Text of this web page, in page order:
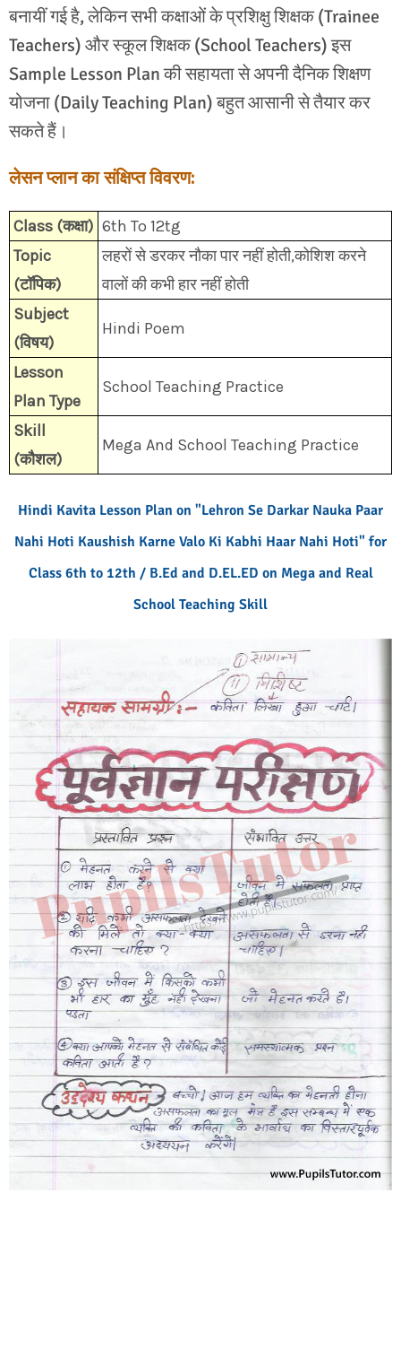
बनायीं गई है, लेकिन सभी कक्षाओं के प्रशिक्षु शिक्षक (Trainee
Teachers) और स्कूल शिक्षक (School Teachers) इस
Sample Lesson Plan की सहायता से अपनी दैनिक शिक्षण
योजना (Daily Teaching Plan) बहुत आसानी से तैयार कर
सकते हैं।
लेसन प्लान का संक्षिप्त विवरण:
Class (कक्षा) 6th To 12tg
Topic
(टॉपिक)
लहरों से डरकर नौका पार नहीं होती,कोशिश करने
वालों की कभी हार नहीं होती
Subject
(विषय)
Hindi Poem
Lesson
Plan Type
School Teaching Practice
Skill
(कौशल)
Mega And School Teaching Practice
Hindi Kavita Lesson Plan on "Lehron Se Darkar Nauka Paar
Nahi Hoti Kaushish Karne Valo Ki Kabhi Haar Nahi Hoti" for
Class 6th to 12th / B.Ed and D.EL.ED on Mega and Real
School Teaching Skill